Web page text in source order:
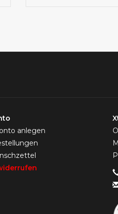
anlegen